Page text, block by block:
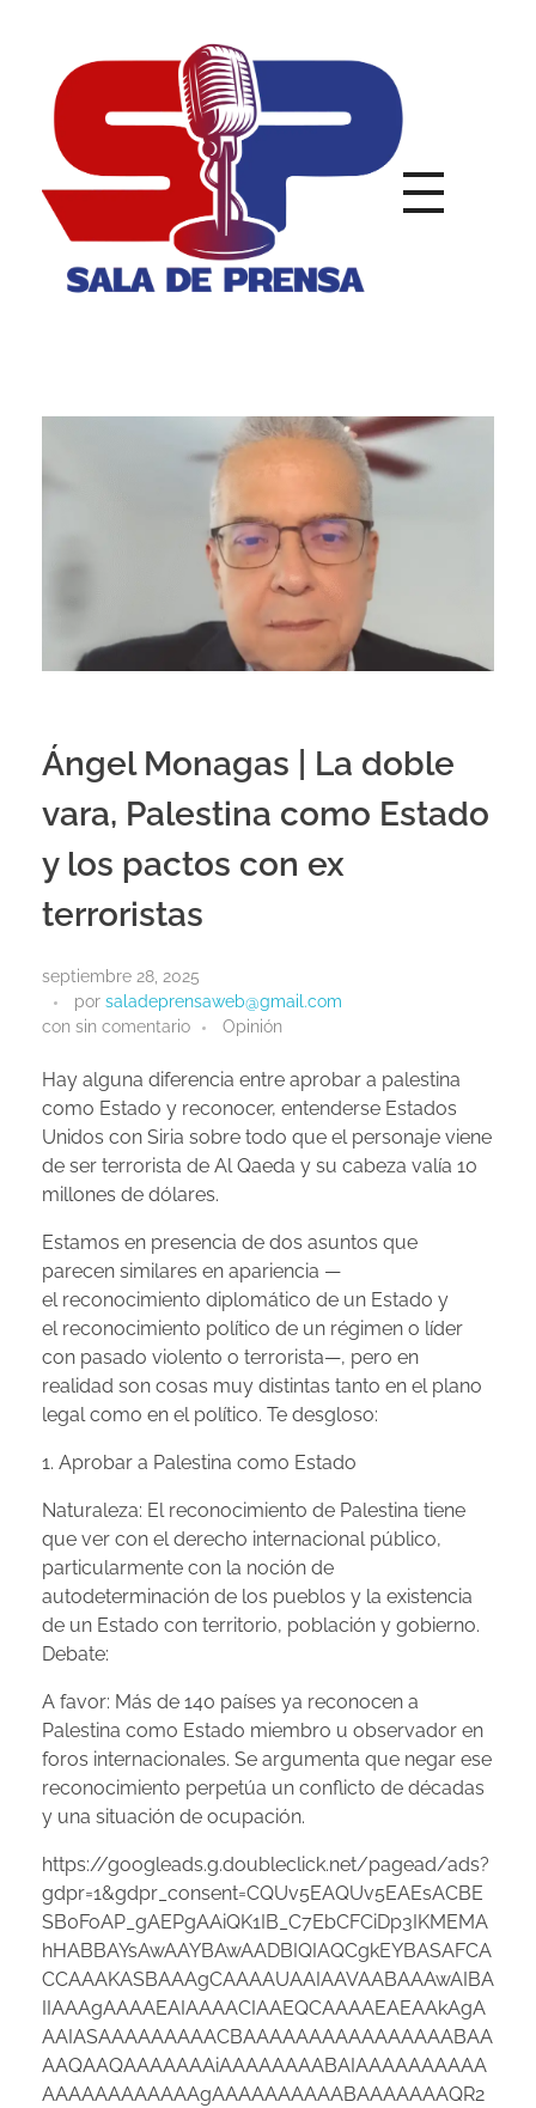
Ángel Monagas | La doble
vara, Palestina como Estado
y los pactos con ex
terroristas
septiembre 28, 2025
por saladeprensaweb@gmail.com
con sin comentario Opinión
Hay alguna diferencia entre aprobar a palestina
como Estado y reconocer, entenderse Estados
Unidos con Siria sobre todo que el personaje viene
de ser terrorista de Al Qaeda y su cabeza valía 10
millones de dólares.
Estamos en presencia de dos asuntos que
parecen similares en apariencia —
el reconocimiento diplomático de un Estado y
el reconocimiento político de un régimen o líder
con pasado violento o terrorista—, pero en
realidad son cosas muy distintas tanto en el plano
legal como en el político. Te desgloso:
1. Aprobar a Palestina como Estado
Naturaleza: El reconocimiento de Palestina tiene
que ver con el derecho internacional público,
particularmente con la noción de
autodeterminación de los pueblos y la existencia
de un Estado con territorio, población y gobierno.
Debate:
A favor: Más de 140 países ya reconocen a
Palestina como Estado miembro u observador en
foros internacionales. Se argumenta que negar ese
reconocimiento perpetúa un conflicto de décadas
y una situación de ocupación.
https://googleads.g.doubleclick.net/pagead/ads?
gdpr=1&gdpr_consent=CQUv5EAQUv5EAEsACBE
SB0FoAP_gAEPgAAiQK1IB_C7EbCFCiDp3IKMEMA
hHABBAYsAwAAYBAwAADBIQIAQCgkEYBASAFCA
CCAAAKASBAAAgCAAAAUAAIAAVAABAAAwAIBA
IIAAAgAAAAEAIAAAACIAAEQCAAAAEAEAAkAgA
AAIASAAAAAAAAACBAAAAAAAAAAAAAAAABAA
AAQAAQAAAAAAAiAAAAAAAABAIAAAAAAAAAA
AAAAAAAAAAAAgAAAAAAAAAABAAAAAAAQR2